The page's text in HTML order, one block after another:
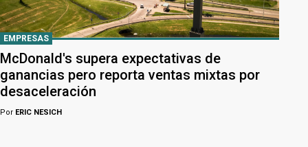
EMPRESAS
McDonald's supera expectativas de
ganancias pero reporta ventas mixtas por
desaceleración
Por ERIC NESICH